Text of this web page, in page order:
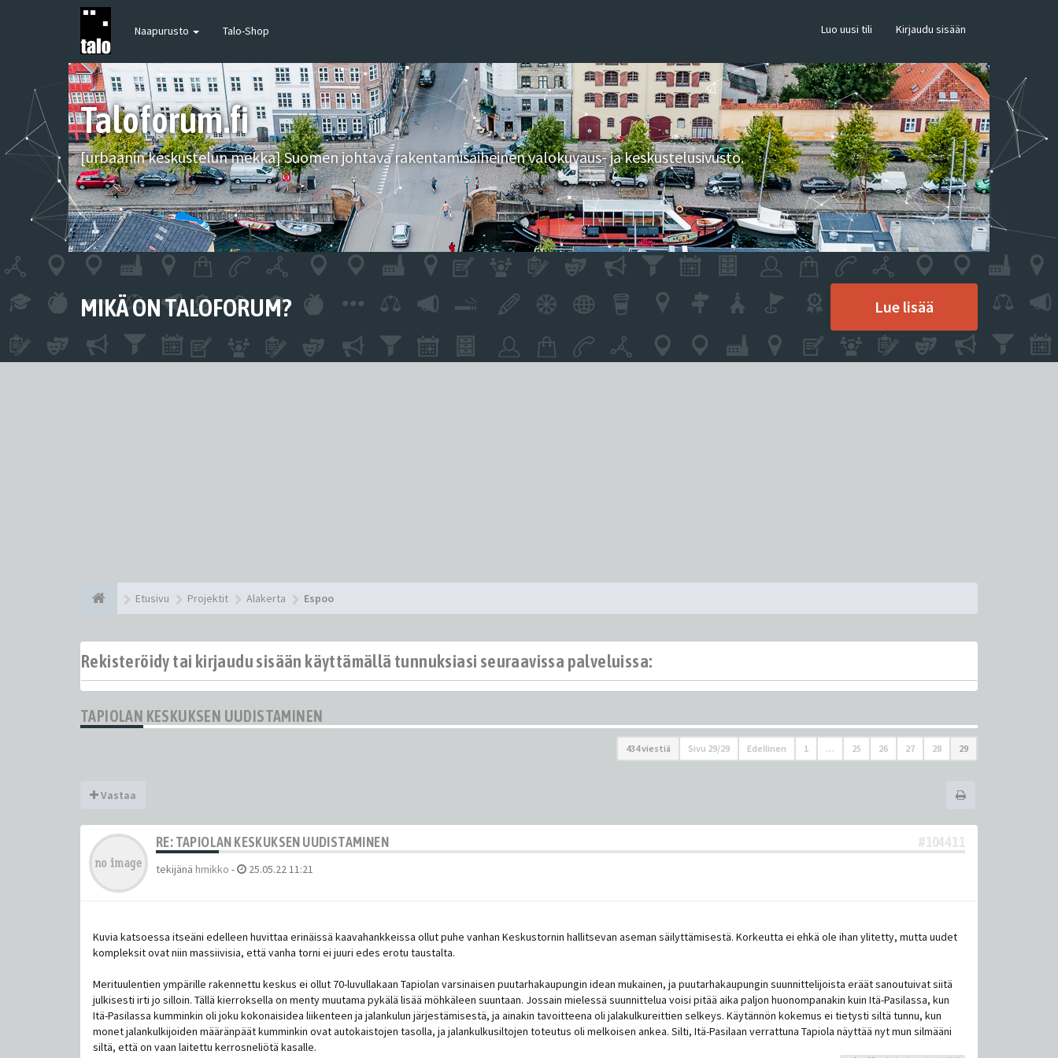
Naapurusto Talo-Shop Luo uusi tili Kirjaudu sisään
Taloforum.fi
[urbaanin keskustelun mekka] Suomen johtava rakentamisaiheinen valokuvaus- ja keskustelusivusto.
MIKÄ ON TALOFORUM? Lue lisää
Etusivu Projektit Alakerta Espoo
Rekisteröidy tai kirjaudu sisään käyttämällä tunnuksiasi seuraavissa palveluissa:
TAPIOLAN KESKUKSEN UUDISTAMINEN
434 viestiä Sivu 29/29 Edellinen 1 … 25 26 27 28 29
Vastaa
RE: TAPIOLAN KESKUKSEN UUDISTAMINEN #104411
tekijänä hmikko - 25.05.22 11:21
Kuvia katsoessa itseäni edelleen huvittaa erinäissä kaavahankkeissa ollut puhe vanhan Keskustornin hallitsevan aseman säilyttämisestä. Korkeutta ei ehkä ole ihan ylitetty, mutta uudet
kompleksit ovat niin massiivisia, että vanha torni ei juuri edes erotu taustalta.
Merituulentien ympärille rakennettu keskus ei ollut 70-luvullakaan Tapiolan varsinaisen puutarhakaupungin idean mukainen, ja puutarhakaupungin suunnittelijoista eräät sanoutuivat siitä
julkisesti irti jo silloin. Tällä kierroksella on menty muutama pykälä lisää möhkäleen suuntaan. Jossain mielessä suunnittelua voisi pitää aika paljon huonompanakin kuin Itä-Pasilassa, kun
Itä-Pasilassa kumminkin oli joku kokonaisidea liikenteen ja jalankulun järjestämisestä, ja ainakin tavoitteena oli jalakulkureittien selkeys. Käytännön kokemus ei tietysti siltä tunnu, kun
monet jalankulkijoiden määränpäät kumminkin ovat autokaistojen tasolla, ja jalankulkusiltojen toteutus oli melkoisen ankea. Silti, Itä-Pasilaan verrattuna Tapiola näyttää nyt mun silmääni
siltä, että on vaan laitettu kerrosneliötä kasalle.